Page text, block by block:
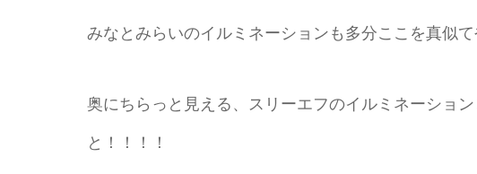
みなとみらいのイルミネーションも多分ここを真似て
奥にちらっと見える、スリーエフのイルミネーショ
と！！！！